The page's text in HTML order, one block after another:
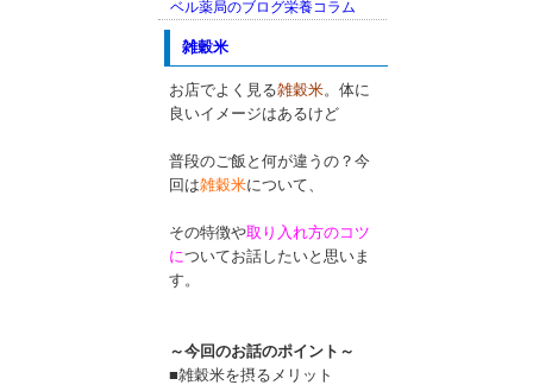
ベル薬局のブログ栄養コラム
雑穀米
お店でよく見る雑穀米。体に
良いイメージはあるけど
普段のご飯と何が違うの？今
回は雑穀米について、
その特徴や取り入れ方のコツ
についてお話したいと思いま
す。
～今回のお話のポイント～
■雑穀米を摂るメリット